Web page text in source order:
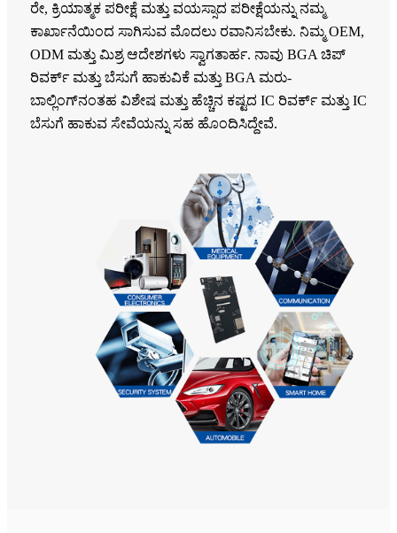
ರೇ, ಕ್ರಿಯಾತ್ಮಕ ಪರೀಕ್ಷೆ ಮತ್ತು ವಯಸ್ಸಾದ ಪರೀಕ್ಷೆಯನ್ನು ನಮ್ಮ
ಕಾರ್ಖಾನೆಯಿಂದ ಸಾಗಿಸುವ ಮೊದಲು ರವಾನಿಸಬೇಕು. ನಿಮ್ಮ OEM,
ODM ಮತ್ತು ಮಿಶ್ರ ಆದೇಶಗಳು ಸ್ವಾಗತಾರ್ಹ. ನಾವು BGA ಚಿಪ್
ರಿವರ್ಕ್ ಮತ್ತು ಬೆಸುಗೆ ಹಾಕುವಿಕೆ ಮತ್ತು BGA ಮರು-
ಬಾಲ್ಲಿಂಗ್‌ನಂತಹ ವಿಶೇಷ ಮತ್ತು ಹೆಚ್ಚಿನ ಕಷ್ಟದ IC ರಿವರ್ಕ್ ಮತ್ತು IC
ಬೆಸುಗೆ ಹಾಕುವ ಸೇವೆಯನ್ನು ಸಹ ಹೊಂದಿಸಿದ್ದೇವೆ.